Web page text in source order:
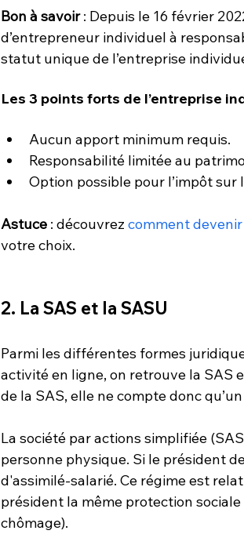
Bon à savoir : Depuis le 16 février
d’entrepreneur individuel à
statut unique de l’entreprise
Les 3 points forts de l’entreprise
Aucun apport minimum requis.
Responsabilité limitée au
Option possible pour l’impôt sur
Astuce : découvrez comment
votre choix.
2. La SAS et la SASU
Parmi les différentes formes
activité en ligne, on retrouve la SAS
de la SAS, elle ne compte donc
La société par actions simplifiée
personne physique. Si le président
d'assimilé-salarié. Ce régime est
président la même protection sociale
chômage).